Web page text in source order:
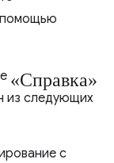
помощью
«Справка»
из следующих
с